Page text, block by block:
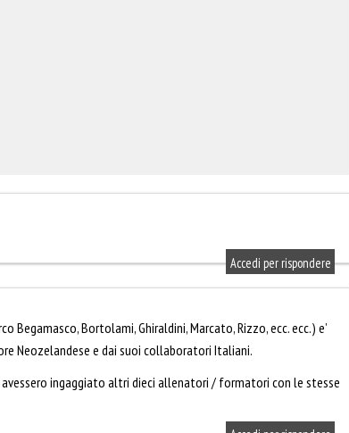
Accedi per rispondere
Begamasco, Bortolami, Ghiraldini, Marcato, Rizzo, ecc. ecc.) e’
Neozelandese e dai suoi collaboratori Italiani.
ingaggiato altri dieci allenatori / formatori con le stesse